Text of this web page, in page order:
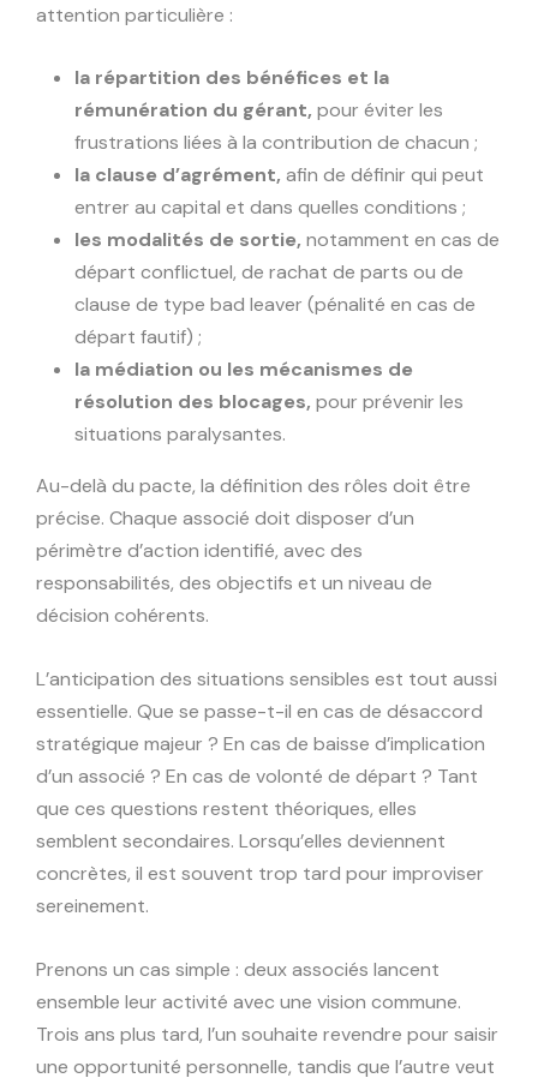
attention particulière :
la répartition des bénéfices et la
rémunération du gérant, pour éviter les
frustrations liées à la contribution de chacun ;
la clause d’agrément, afin de définir qui peut
entrer au capital et dans quelles conditions ;
les modalités de sortie, notamment en cas de
départ conflictuel, de rachat de parts ou de
clause de type bad leaver (pénalité en cas de
départ fautif) ;
la médiation ou les mécanismes de
résolution des blocages, pour prévenir les
situations paralysantes.
Au-delà du pacte, la définition des rôles doit être
précise. Chaque associé doit disposer d’un
périmètre d’action identifié, avec des
responsabilités, des objectifs et un niveau de
décision cohérents.
L’anticipation des situations sensibles est tout aussi
essentielle. Que se passe-t-il en cas de désaccord
stratégique majeur ? En cas de baisse d’implication
d’un associé ? En cas de volonté de départ ? Tant
que ces questions restent théoriques, elles
semblent secondaires. Lorsqu’elles deviennent
concrètes, il est souvent trop tard pour improviser
sereinement.
Prenons un cas simple : deux associés lancent
ensemble leur activité avec une vision commune.
Trois ans plus tard, l’un souhaite revendre pour saisir
une opportunité personnelle, tandis que l’autre veut